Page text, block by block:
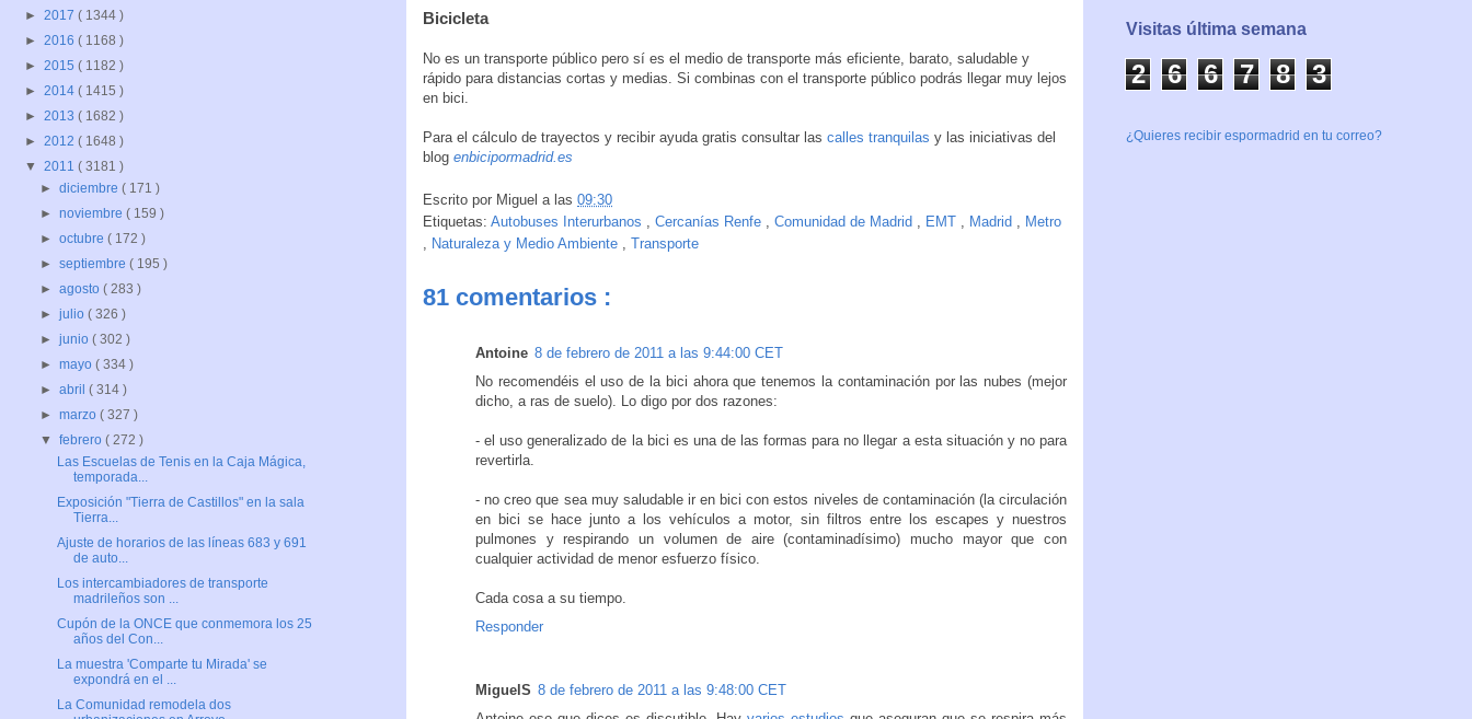
Bicicleta
No es un transporte público pero sí es el medio de transporte más eficiente, barato, saludable y
rápido para distancias cortas y medias. Si combinas con el transporte público podrás llegar muy lejos
en bici.
Para el cálculo de trayectos y recibir ayuda gratis consultar las calles tranquilas y las iniciativas del
blog enbicipormadrid.es
Escrito por Miguel a las 09:30
Etiquetas: Autobuses Interurbanos Cercanías Renfe Comunidad de Madrid EMT Madrid
Metro
Naturaleza y Medio Ambiente Transporte
81 comentarios :
Antoine 8 de febrero de 2011 a las 9:44:00 CET
No recomendéis el uso de la bici ahora que tenemos la contaminación por las nubes (mejor
dicho, a ras de suelo). Lo digo por dos razones:
- el uso generalizado de la bici es una de las formas para no llegar a esta situación y no para
revertirla.
- no creo que sea muy saludable ir en bici con estos niveles de contaminación (la circulación
en bici se hace junto a los vehículos a motor, sin filtros entre los escapes y nuestros
pulmones y respirando un volumen de aire (contaminadísimo) mucho mayor que con
cualquier actividad de menor esfuerzo físico.
Cada cosa a su tiempo.
Responder
MiguelS 8 de febrero de 2011 a las 9:48:00 CET
► 2017 ( 1344 )
► 2016 ( 1168 )
► 2015 ( 1182 )
► 2014 ( 1415 )
► 2013 ( 1682 )
► 2012 ( 1648 )
▼ 2011 ( 3181 )
►diciembre( 171 )
►noviembre( 159 )
►octubre( 172 )
►septiembre( 195 )
►agosto( 283 )
►julio( 326 )
►junio( 302 )
►mayo( 334 )
►abril( 314 )
►marzo( 327 )
▼febrero( 272 )
Las Escuelas de Tenis en la Caja Mágica,
temporada...
Exposición "Tierra de Castillos" en la sala
Tierra...
Ajuste de horarios de las líneas 683 y 691
de auto...
Los intercambiadores de transporte
madrileños son ...
Cupón de la ONCE que conmemora los 25
años del Con...
La muestra 'Comparte tu Mirada' se
expondrá en el ...
La Comunidad remodela dos
Visitas última semana
2 6 6 7 8 3
¿Quieres recibir espormadrid en tu correo?